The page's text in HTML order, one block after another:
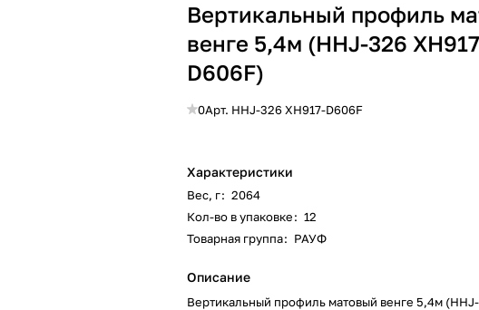
Вертикальный профиль
венге 5,4м (HHJ-326
D606F)
0Арт. HHJ-326 XH917-D606F
Характеристики
Вес, г: 2064
Кол-во в упаковке: 12
Товарная группа: РАУФ
Описание
Вертикальный профиль матовый венге 5,4м